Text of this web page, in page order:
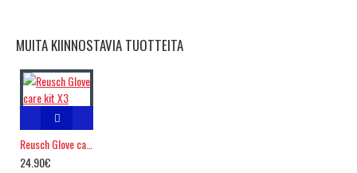
MUITA KIINNOSTAVIA TUOTTEITA
24.90€